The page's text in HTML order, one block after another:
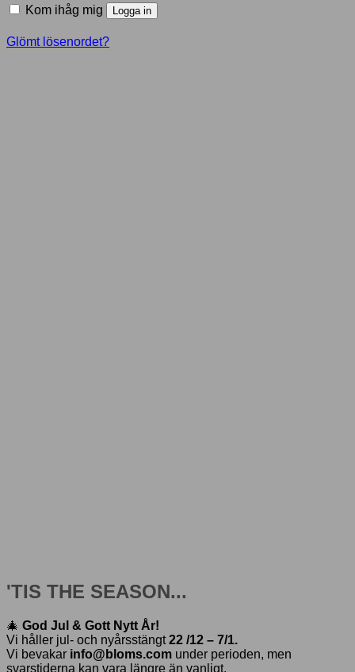
Kom ihåg mig Logga in
Glömt lösenordet?
'TIS THE SEASON...
🎄 God Jul & Gott Nytt År!
Vi håller jul- och nyårsstängt22 /12 – 7/1.
Vi bevakar info@bloms.com under perioden, men
svarstiderna kan vara längre än vanligt.